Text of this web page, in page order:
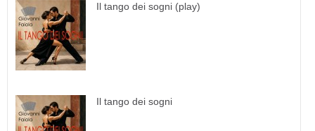
Il tango dei sogni (play)
Il tango dei sogni